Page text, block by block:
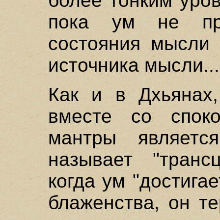
пока ум не
состояния мысли
источника
Как и в Дхьянах,
вместе со
мантры
называет
когда ум
блаженства, он